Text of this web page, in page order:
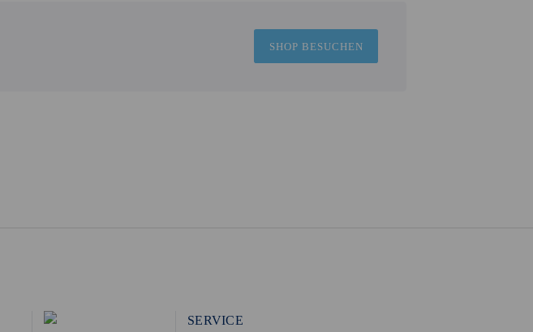
SHOP BESUCHEN
SERVICE